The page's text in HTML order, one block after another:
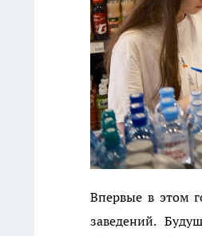
Впервые в этом
заведений.